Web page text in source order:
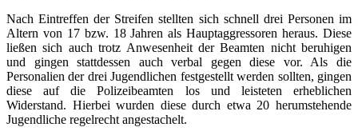
Nach Eintreffen der Streifen stellten sich schnell drei Personen im
Altern von 17 bzw. 18 Jahren als Hauptaggressoren heraus. Diese
ließen sich auch trotz Anwesenheit der Beamten nicht beruhigen
und gingen stattdessen auch verbal gegen diese vor. Als die
Personalien der drei Jugendlichen festgestellt werden sollten, gingen
diese auf die Polizeibeamten los und leisteten erheblichen
Widerstand. Hierbei wurden diese durch etwa 20 herumstehende
Jugendliche regelrecht angestachelt.